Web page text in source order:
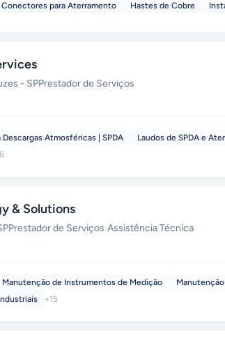
Conectores para Aterramento Hastes de Cobre
- SPPrestador de Serviços
Atmosféricas | SPDA Laudos de SPDA e
6
& Solutions
Prestador de Serviços·Assistência Técnica
Manutenção de Instrumentos de Medição
+15